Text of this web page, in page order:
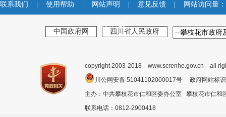
联系我们 使用帮助 网站声明 意见反馈 网站访问量：
6077726
中国政府网 四川省人民政府
copyright 2003-2018 www.screnhe.gov.cn all
川公网安备 51041102000017号 政府网站
主办：中共攀枝花市仁和区委办公室 攀枝花市仁
联系电话：0812-2900418